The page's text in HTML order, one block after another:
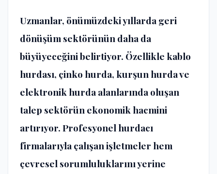
Uzmanlar, önümüzdeki yıllarda geri
dönüşüm sektörünün daha da
büyüyeceğini belirtiyor. Özellikle kablo
hurdası, çinko hurda, kurşun hurdave
elektronik hurda alanlarında oluşan
talep sektörün ekonomik hacmini
artırıyor. Profesyonel hurdacı
firmalarıyla çalışan işletmeler hem
çevresel sorumluluklarını yerine